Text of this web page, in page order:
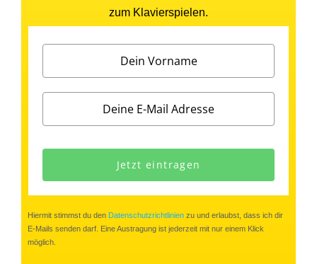
zum Klavierspielen.
Jetzt eintragen
Hiermit stimmst du den Datenschutzrichtlinien zu und erlaubst, dass ich dir
E-Mails senden darf. Eine Austragung ist jederzeit mit nur einem Klick
möglich.